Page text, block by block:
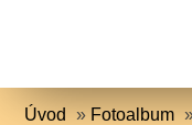
Úvod » Fotoalbum